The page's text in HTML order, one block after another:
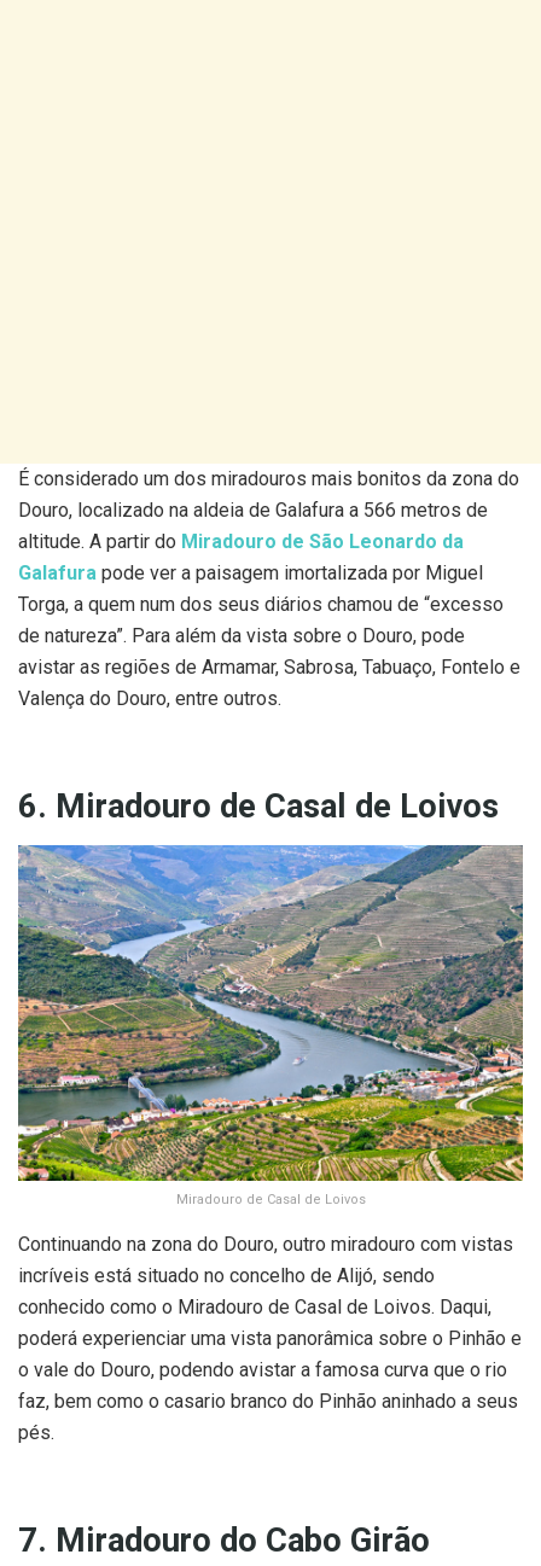
É considerado um dos miradouros mais bonitos da zona do
Douro, localizado na aldeia de Galafura a 566 metros de
altitude. A partir do Miradouro de São Leonardo da
Galafura pode ver a paisagem imortalizada por Miguel
Torga, a quem num dos seus diários chamou de “excesso
de natureza”. Para além da vista sobre o Douro, pode
avistar as regiões de Armamar, Sabrosa, Tabuaço, Fontelo e
Valença do Douro, entre outros.
6. Miradouro de Casal de Loivos
Miradouro de Casal de Loivos
Continuando na zona do Douro, outro miradouro com vistas
incríveis está situado no concelho de Alijó, sendo
conhecido como o Miradouro de Casal de Loivos. Daqui,
poderá experienciar uma vista panorâmica sobre o Pinhão e
o vale do Douro, podendo avistar a famosa curva que o rio
faz, bem como o casario branco do Pinhão aninhado a seus
pés.
7. Miradouro do Cabo Girão